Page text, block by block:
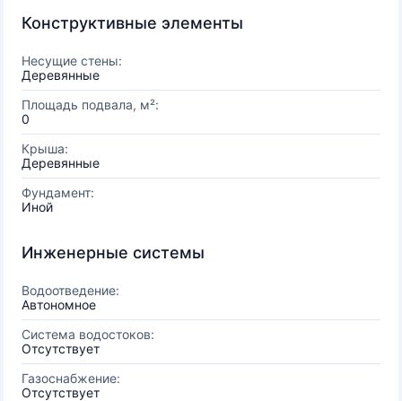
Конструктивные элементы
Несущие стены:
Деревянные
Площадь подвала, м²:
0
Крыша:
Деревянные
Фундамент:
Иной
Инженерные системы
Водоотведение:
Автономное
Система водостоков:
Отсутствует
Газоснабжение:
Отсутствует